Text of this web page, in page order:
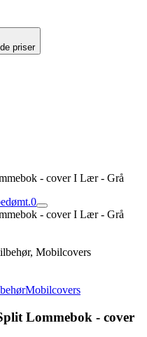
priser
- cover I Lær - Grå
0
- cover I Lær - Grå
Mobilcovers
Mobilcovers
Lommebok - cover